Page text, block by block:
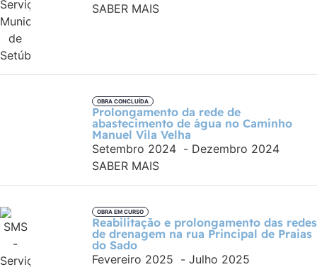
SABER MAIS
OBRA CONCLUÍDA
Prolongamento da rede de
abastecimento de água no Caminho
Manuel Vila Velha
Setembro 2024 - Dezembro 2024
SABER MAIS
OBRA EM CURSO
Reabilitação e prolongamento das redes
de drenagem na rua Principal de Praias
do Sado
Fevereiro 2025 - Julho 2025